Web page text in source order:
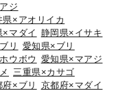
ジ
県×アオリイカ
×マダイ 静岡県×イサキ
リ
愛知県×ブリ
ウボウ 愛知県×マアジ
三重県×カサゴ
府×ブリ
京都府×マダイ